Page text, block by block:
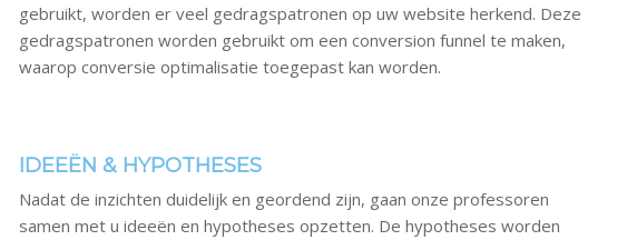
gebruikt, worden er veel gedragspatronen op uw website herkend. Deze
gedragspatronen worden gebruikt om een conversion funnel te maken,
waarop conversie optimalisatie toegepast kan worden.
IDEEËN & HYPOTHESES
Nadat de inzichten duidelijk en geordend zijn, gaan onze professoren
samen met u ideeën en hypotheses opzetten. De hypotheses worden